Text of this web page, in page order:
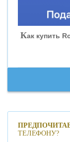
Как купить
ТЕЛЕФОНУ?